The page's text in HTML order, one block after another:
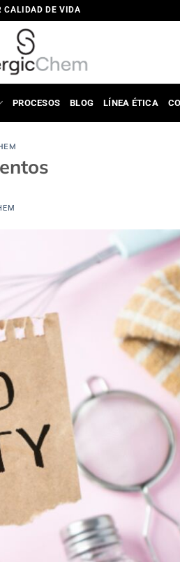
CALIDAD DE VIDA
PROCESOS BLOG LÍNEA ÉTICA